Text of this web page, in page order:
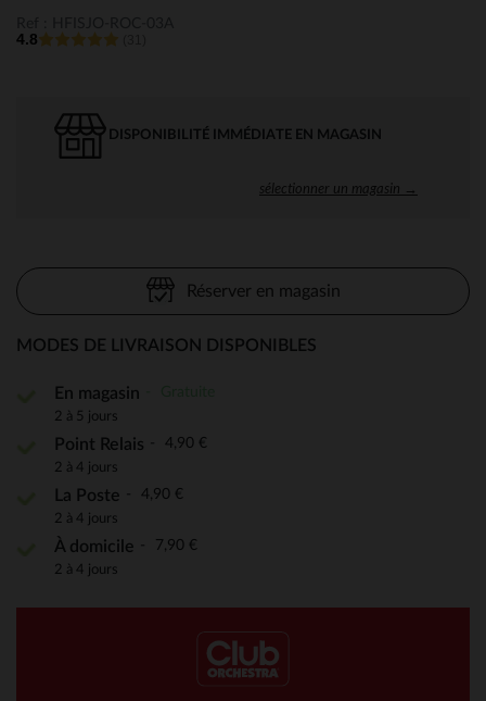
4.8
DISPONIBILITÉ IMMÉDIATE EN MAGASIN
sélectionner un magasin →
Réserver en magasin
MODES DE LIVRAISON DISPONIBLES
En magasin
2 à 5 jours
Point Relais 4,90 €
2 à 4 jours
La Poste 4,90 €
2 à 4 jours
À domicile 7,90 €
2 à 4 jours